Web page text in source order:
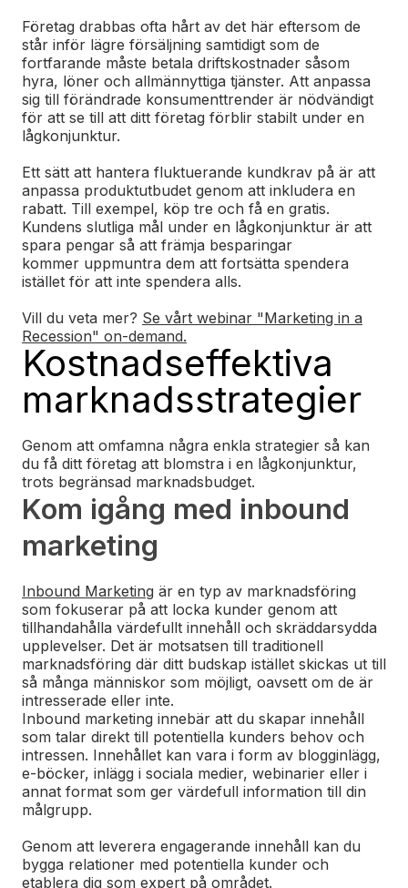
Företag drabbas ofta hårt av det här eftersom de
står inför lägre försäljning samtidigt som de
fortfarande måste betala driftskostnader såsom
hyra, löner och allmännyttiga tjänster. Att anpassa
sig till förändrade konsumenttrender är nödvändigt
för att se till att ditt företag förblir stabilt under en
lågkonjunktur.
Ett sätt att hantera fluktuerande kundkrav på är att
anpassa produktutbudet genom att inkludera en
rabatt. Till exempel, köp tre och få en gratis.
Kundens slutliga mål under en lågkonjunktur är att
spara pengar så att främja besparingar
kommer uppmuntra dem att fortsätta spendera
istället för att inte spendera alls.
Vill du veta mer? Se vårt webinar "Marketing in a
Recession" on-demand.
Kostnadseffektiva
marknadsstrategier
Genom att omfamna några enkla strategier så kan
du få ditt företag att blomstra i en lågkonjunktur,
trots begränsad marknadsbudget.
Kom igång med inbound
marketing
Inbound Marketing är en typ av marknadsföring
som fokuserar på att locka kunder genom att
tillhandahålla värdefullt innehåll och skräddarsydda
upplevelser. Det är motsatsen till traditionell
marknadsföring där ditt budskap istället skickas ut till
så många människor som möjligt, oavsett om de är
intresserade eller inte.
Inbound marketing innebär att du skapar innehåll
som talar direkt till potentiella kunders behov och
intressen. Innehållet kan vara i form av blogginlägg,
e-böcker, inlägg i sociala medier, webinarier eller i
annat format som ger värdefull information till din
målgrupp.
Genom att leverera engagerande innehåll kan du
bygga relationer med potentiella kunder och
etablera dig som expert på området.